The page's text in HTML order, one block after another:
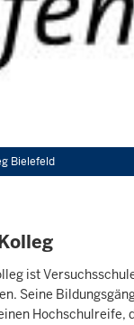
Bielefeld
ist
Seine
Hochschulreife,